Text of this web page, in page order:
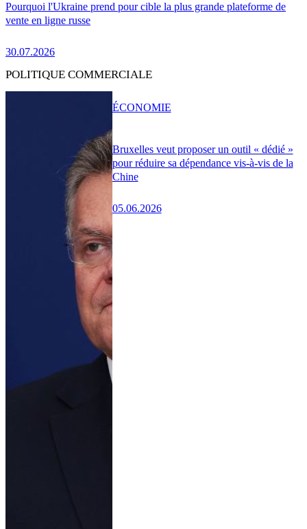
Pourquoi l'Ukraine prend pour cible la plus grande plateforme de
vente en ligne russe
30.07.2026
POLITIQUE COMMERCIALE
Bruxelles veut proposer un outil « dédié »
pour réduire sa dépendance vis-à-vis de la
Chine
05.06.2026
ÉCONOMIE